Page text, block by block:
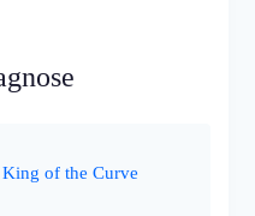
of the Curve